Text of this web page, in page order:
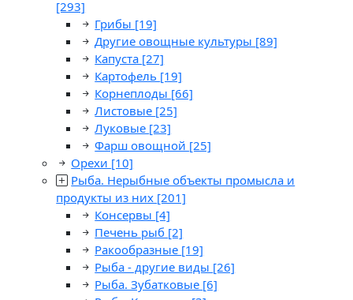
[293]
Грибы [19]
Другие овощные культуры [89]
Капуста [27]
Картофель [19]
Корнеплоды [66]
Листовые [25]
Луковые [23]
Фарш овощной [25]
Орехи [10]
Рыба. Нерыбные объекты промысла и
продукты из них [201]
Консервы [4]
Печень рыб [2]
Ракообразные [19]
Рыба - другие виды [26]
Рыба. Зубатковые [6]